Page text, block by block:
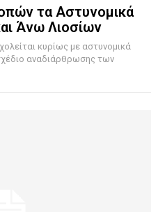
τα Αστυνομικά
Άνω Λιοσίων
κυρίως με αστυνομικά
αναδιάρθρωσης των